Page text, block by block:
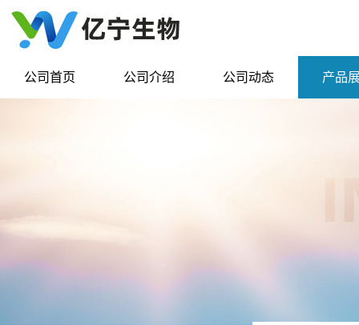
公司首页 公司介绍 公司动态 产品